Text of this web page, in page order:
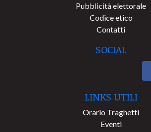
Pubblicità elettorale
Codice etico
Contatti
SOCIAL
LINKS UTILI
Orario Traghetti
Eventi